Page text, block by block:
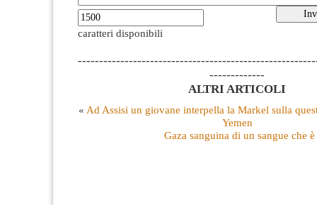
caratteri disponibili
-------------
ALTRI ARTICOLI
« Ad Assisi un giovane interpella la Markel sulla
Yemen
Gaza sanguina di un sangue che